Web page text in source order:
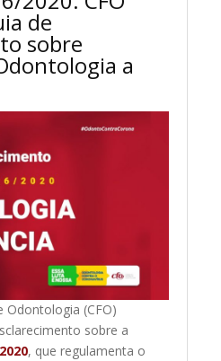
de
sobre
a
Odontologia (CFO)
sobre a
, que regulamenta o